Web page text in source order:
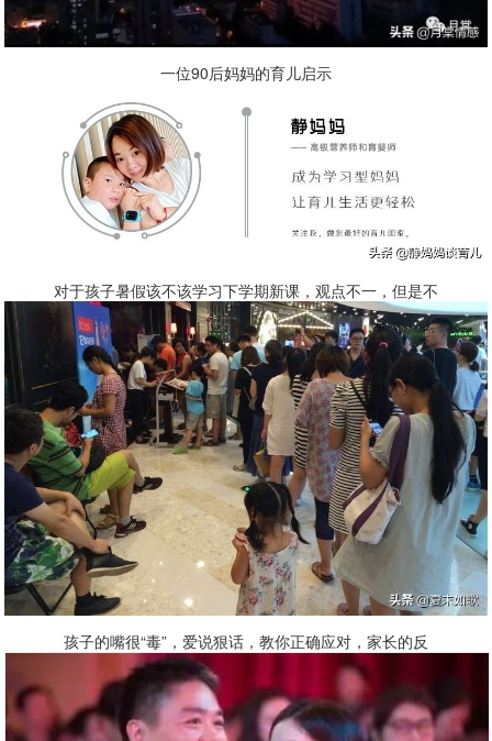
一位90后妈妈的育儿启示
对于孩子暑假该不该学习下学期新课，观点不一，但是不
孩子的嘴很“毒”，爱说狠话，教你正确应对，家长的反